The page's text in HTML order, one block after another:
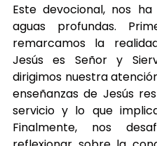
Este devocional, nos
aguas profundas.
remarcamos la
Jesús es Señor y
dirigimos nuestra
enseñanzas de Jesús
servicio y lo que
Finalmente, nos